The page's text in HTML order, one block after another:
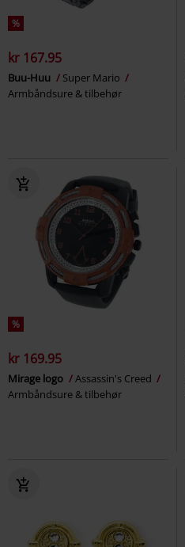
%
kr 167.95
Buu-Huu
Super Mario
Armbåndsure & tilbehør
%
kr 169.95
Mirage logo
Assassin's Creed
Armbåndsure & tilbehør